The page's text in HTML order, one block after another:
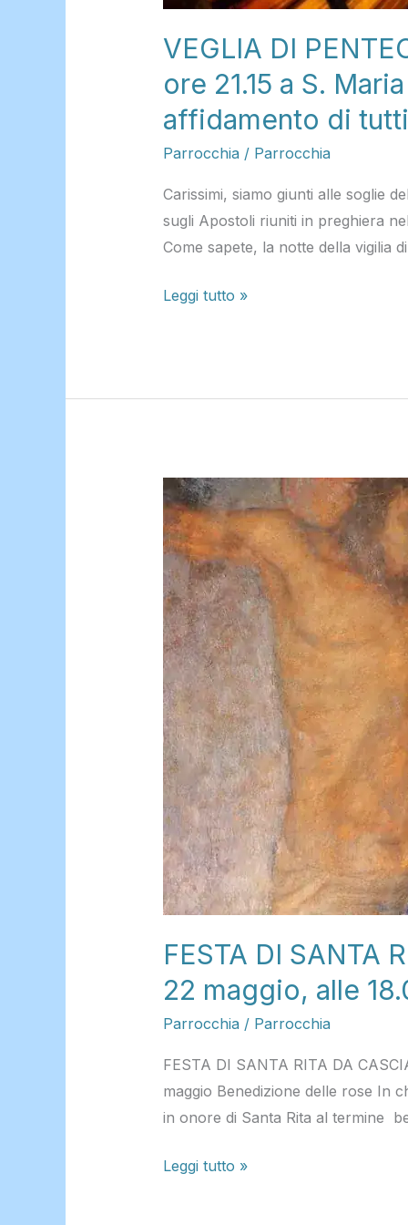
VEGLIA DI
ore 21.15 a S.
affidamento di
Parrocchia / Parrocchia
Carissimi, siamo giunti alle soglie
sugli Apostoli riuniti in preghiera
Come sapete, la notte della vigilia
e
affidamento
di
tutti
noi
Spirito
Santo.
Leggi tutto »
FESTA DI SANTA
22 maggio, alle
Parrocchia / Parrocchia
FESTA DI SANTA RITA DA
maggio Benedizione delle rose In
in onore di Santa Rita al termine
FESTA
DI
SANTA
RITA
DA
CASCIA.
Benedizione
delle
rose.
Venerdì
22
maggio,
alle
18.00
a
S.
Maria
Leggi tutto »